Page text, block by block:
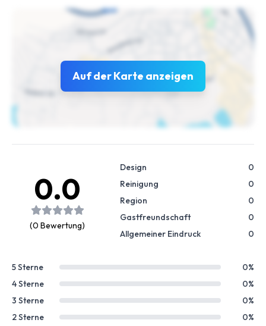
Auf der Karte anzeigen
0.0
(0 Bewertung)
Design
0
Reinigung
0
Region
0
Gastfreundschaft
0
Allgemeiner Eindruck
0
5 Sterne
0%
4 Sterne
0%
3 Sterne
0%
2 Sterne
0%